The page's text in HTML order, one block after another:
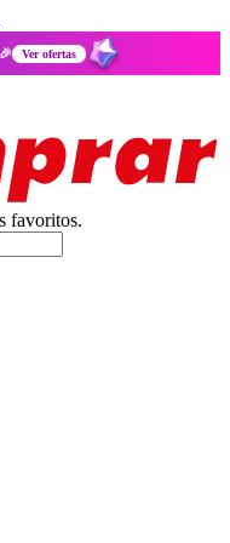
Ver ofertas
favoritos.